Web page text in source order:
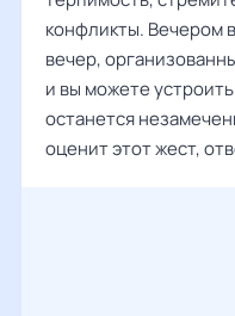
конфликты. Вечером
вечер,
и вы можете
останется
оценит этот жест,